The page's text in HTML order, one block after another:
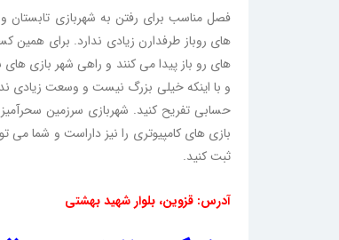
فصل مناسب برای رفتن به شهربازی تابستان
های روباز طرفدارن زیادی ندارد. برای
های رو باز پیدا می کنند و راهی شهر بازی
و با اینکه خیلی بزرگ نیست و وسعت زیادی
بازی های کامپیوتری را نیز داراست و شما
ثبت کنید.
آدرس: قزوین، بلوار شهید بهشتی